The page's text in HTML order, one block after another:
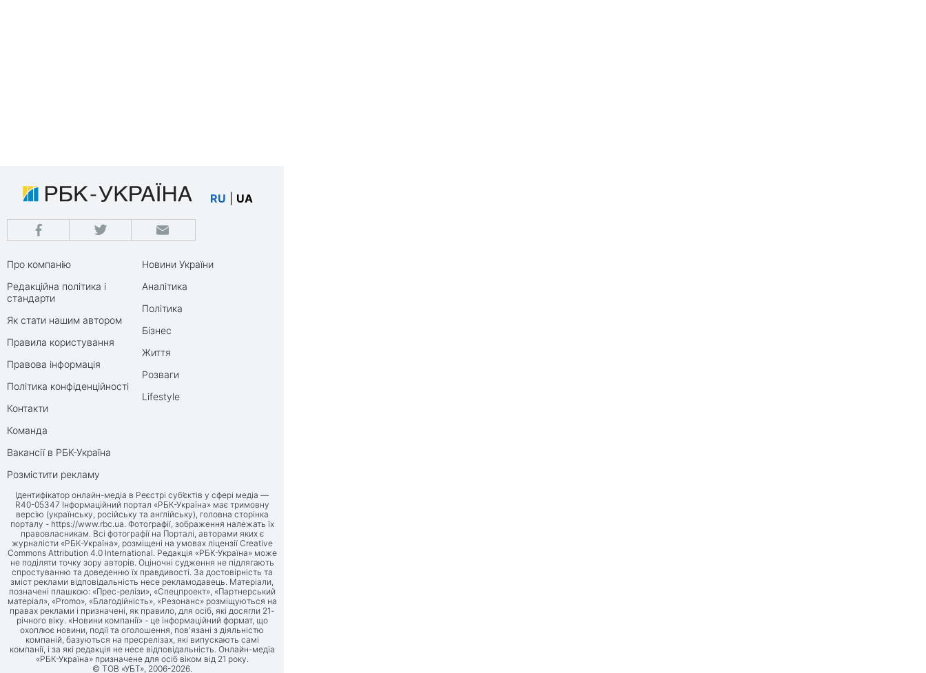
RU UA
Про компанію
Редакційна політика і
стандарти
Як стати нашим автором
Правила користування
Правова інформація
Політика конфіденційності
Контакти
Команда
Вакансії в РБК-Україна
Розмістити рекламу
Новини України
Аналітика
Політика
Бізнес
Життя
Розваги
Lifestyle
Ідентифікатор онлайн-медіа в Реєстрі суб’єктів у сфері медіа —
R40-05347 Інформаційний портал «РБК-Україна» має тримовну
версію (українську, російську та англійську), головна сторінка
порталу - https://www.rbc.ua. Фотографії, зображення належать їх
правовласникам. Всі фотографії на Порталі, авторами яких є
журналісти «РБК-Україна», розміщені на умовах ліцензії Creative
Commons Attribution 4.0 International. Редакція «РБК-Україна» може
не поділяти точку зору авторів. Оціночні судження не підлягають
спростуванню та доведенню їх правдивості. За достовірність та
зміст реклами відповідальність несе рекламодавець. Матеріали,
позначені плашкою: «Прес-релізи», «Спецпроект», «Партнерський
матеріал», «Promo», «Благодійність», «Резонанс» розміщуються на
правах реклами і призначені, як правило, для осіб, які досягли 21-
річного віку. «Новини компанії» - це інформаційний формат, що
охоплює новини, події та оголошення, пов'язані з діяльністю
компаній, базуються на пресрелізах, які випускають самі
компанії, і за які редакція не несе відповідальність. Онлайн-медіа
«РБК-Україна» призначене для осіб віком від 21 року.
© ТОВ «УБТ», 2006-2026.